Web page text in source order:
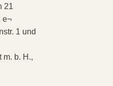
21
e¬
1 und
m. b. H.,